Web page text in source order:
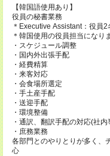
【韓国語使用あり】
役員の秘書業務
＊Executive Assistant：役員
＊韓国使用の役員担当になり
・スケジュール調整
・国内外出張手配
・経費精算
・来客対応
・会食場所選定
・手土産手配
・送迎手配
・環境整備
・通訳、翻訳手配の対応(社
・庶務業務
各部門とのやりとりが多く、
心